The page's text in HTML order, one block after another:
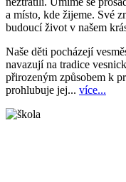
a místo, kde žijeme. Své
budoucí život v našem
Naše děti pocházejí
navazují na tradice
přirozeným způsobem k
prohlubuje jej... více...